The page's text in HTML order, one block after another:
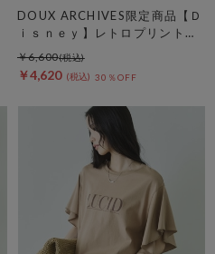
DOUX ARCHIVES限定商品【Ｄ
ｉｓｎｅｙ】レトロプリントＴ
ｅｅ
￥4,620 30％OFF
￥6,600